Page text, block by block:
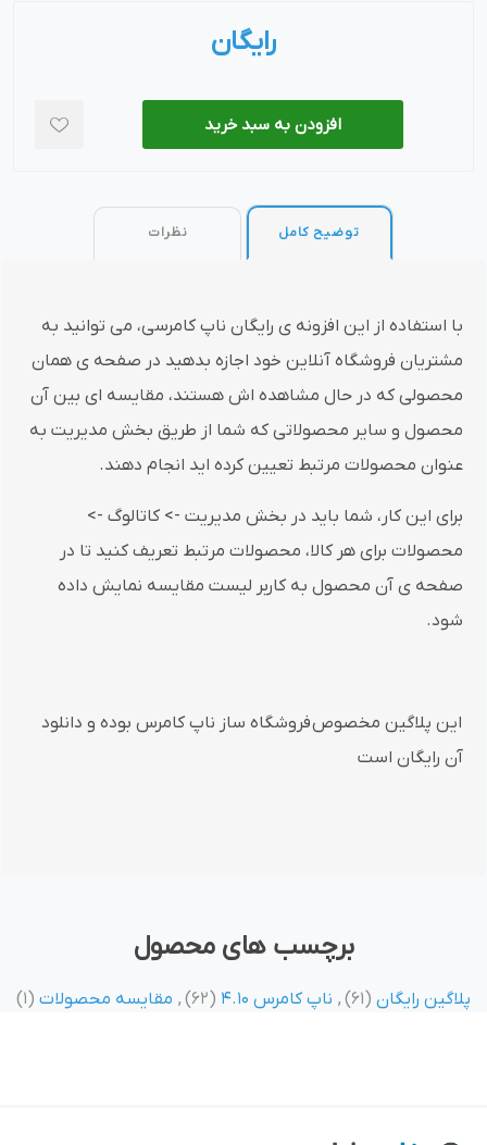
رایگان
افزودن به سبد خرید
توضیح کامل نظرات
با استفاده از این افزونه ی رایگان ناپ کامرسی، می توانید به
مشتریان فروشگاه آنلاین خود اجازه بدهید در صفحه ی همان
محصولی که در حال مشاهده اش هستند، مقایسه ای بین آن
محصول و سایر محصولاتی که شما از طریق بخش مدیریت به
عنوان محصولات مرتبط تعیین کرده اید انجام دهند.
برای این کار، شما باید در بخش مدیریت -> کاتالوگ ->
محصولات برای هر کالا، محصولات مرتبط تعریف کنید تا در
صفحه ی آن محصول به کاربر لیست مقایسه نمایش داده
شود.
این پلاگین مخصوص فروشگاه ساز ناپ کامرس بوده و دانلود
آن رایگان است
برچسب های محصول
پلاگین رایگان (61)
, ناپ کامرس 4.10 (62)
, مقایسه محصولات (1)